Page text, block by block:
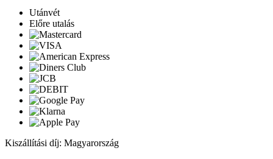
Utánvét
Előre utalás
Kiszállítási díj: Magyarország